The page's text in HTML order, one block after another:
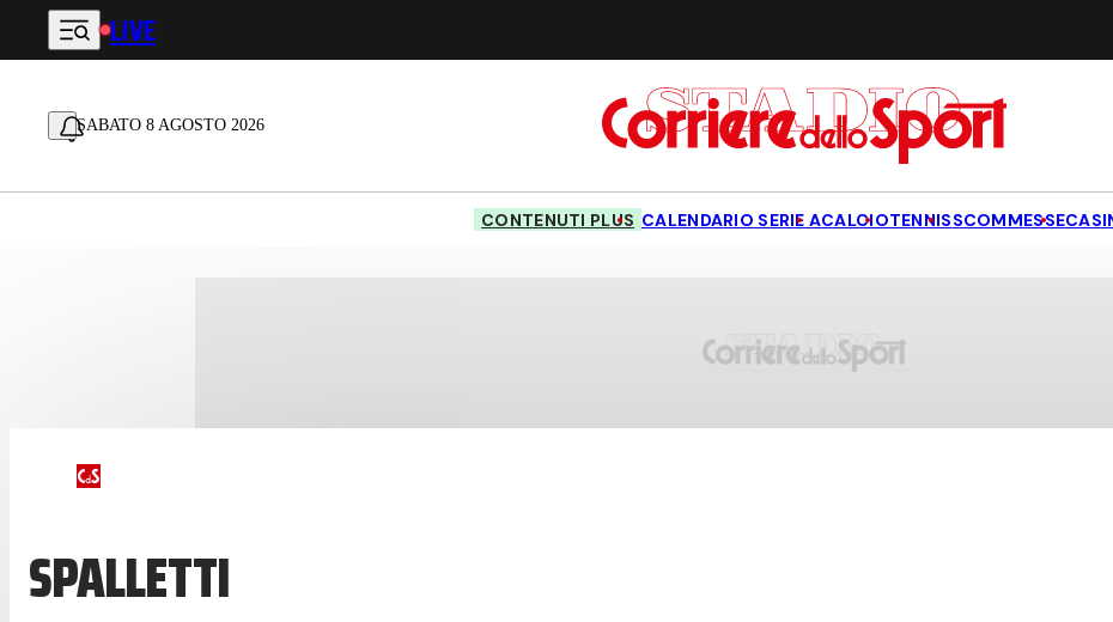
Vai al contenuto principale
LIVE
SABATO 8 AGOSTO 2026
CONTENUTI PLUS CALENDARIO SERIE ACALCIOTENNISSCOMMESSE
SPALLETTI